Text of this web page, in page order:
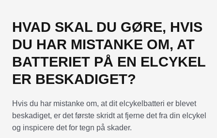
HVAD SKAL DU GØRE, HVIS
DU HAR MISTANKE OM, AT
BATTERIET PÅ EN ELCYKEL
ER BESKADIGET?
Hvis du har mistanke om, at dit elcykelbatteri er blevet
beskadiget, er det første skridt at fjerne det fra din elcykel
og inspicere det for tegn på skader.